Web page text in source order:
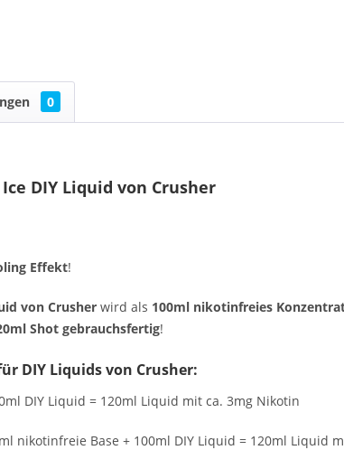
0
DIY Liquid von Crusher
Effekt!
von Crusher wird als 100ml nikotinfreies
Shot gebrauchsfertig!
DIY Liquids von Crusher:
DIY Liquid = 120ml Liquid mit ca. 3mg Nikotin
nikotinfreie Base + 100ml DIY Liquid = 120ml Liquid